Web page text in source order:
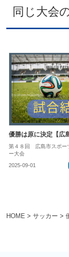
HOME > サッカー >
同じ大会
優勝は原に決定【広
第４８回 広島市スポー
ー大会
2025-09-01